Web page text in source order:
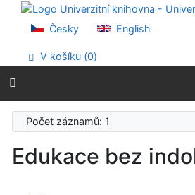
Přejít na obsah
Přejít na menu
Prohlášení o webové přístupnosti
Česky English
V košíku (0)
Počet záznamů: 1
Edukace bez